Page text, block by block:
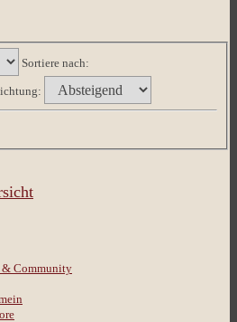
Sortiere nach:
Community